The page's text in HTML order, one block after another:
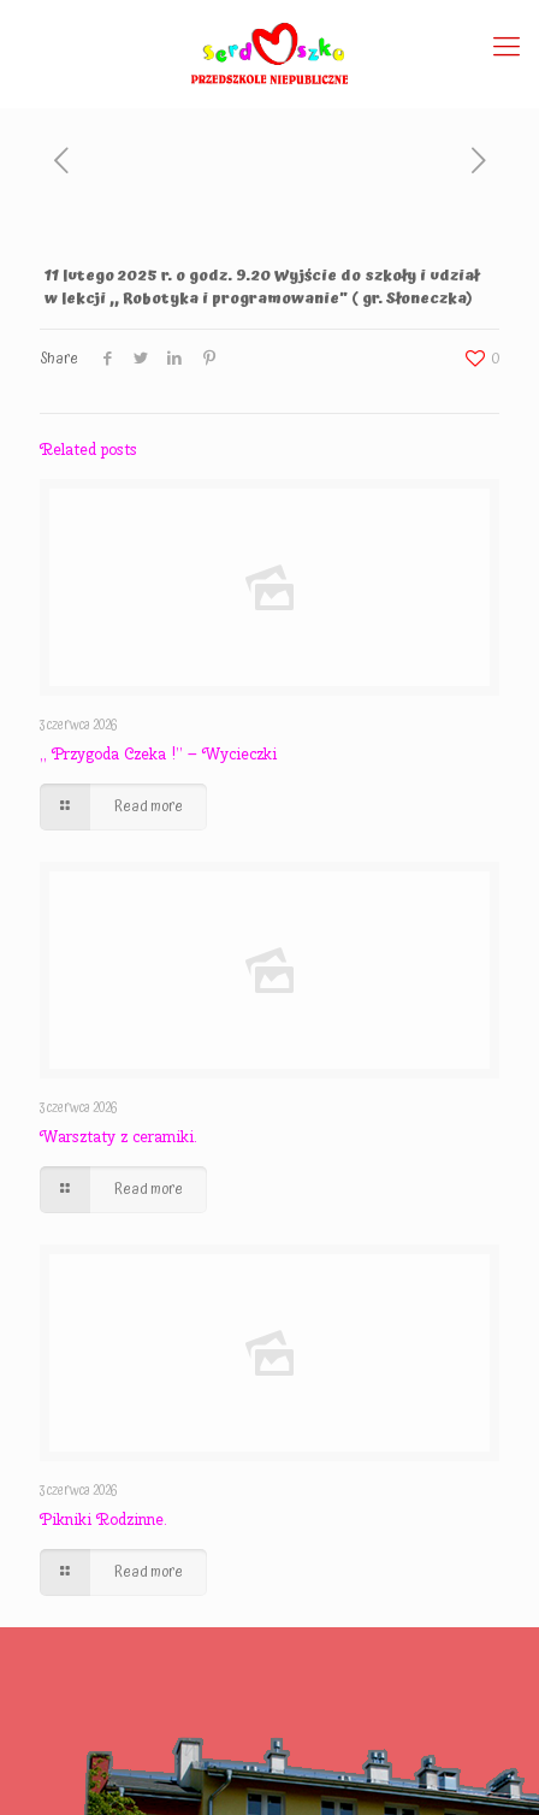
11 lutego 2025 r. o godz. 9.20 Wyjście do szkoły i udział
w lekcji ,, Robotyka i programowanie” ( gr. Słoneczka)
Share 0
Related posts
3 czerwca 2026
,, Przygoda Czeka !” – Wycieczki
Read more
3 czerwca 2026
Warsztaty z ceramiki.
Read more
3 czerwca 2026
Pikniki Rodzinne.
Read more